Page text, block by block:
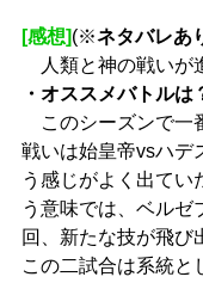
[感想](※ネタバレあ
人類と神の戦いが
・オススメバトルは
このシーズンで一
戦いは始皇帝vsハデ
う感じがよく出てい
う意味では、ベルゼ
回、新たな技が飛び
この二試合は系統と